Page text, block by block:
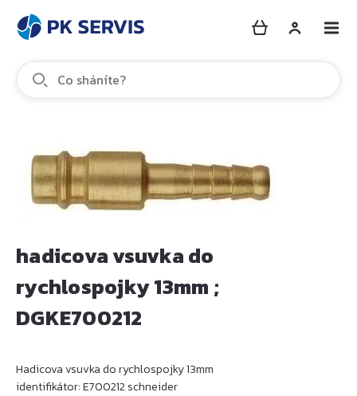
hadicova vsuvka do
rychlospojky 13mm ;
DGKE700212
Hadicova vsuvka do rychlospojky 13mm
identifikátor: E700212 schneider